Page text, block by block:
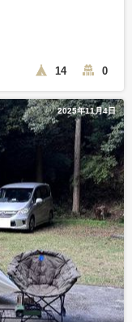
14 0
2025年11月4日